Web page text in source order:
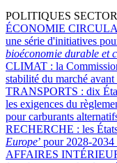
POLITIQUES
ÉCONOMIE
une série d'initiatives
bioéconomie durable et
CLIMAT : la
stabilité du marché
TRANSPORTS : dix
les exigences du
pour carburants
RECHERCHE : les
Europe’ pour 2028-
AFFAIRES